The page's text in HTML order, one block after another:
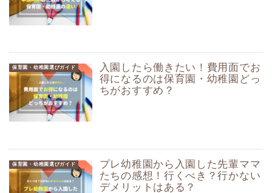
保育園・幼稚園選びガイド
入園したら働きたい！費用面でお
得になるのは保育園・幼稚園どっ
ちがおすすめ？
保育園・幼稚園選びガイド
プレ幼稚園から入園した先輩ママ
たちの感想！行くべき？行かない
デメリットはある？